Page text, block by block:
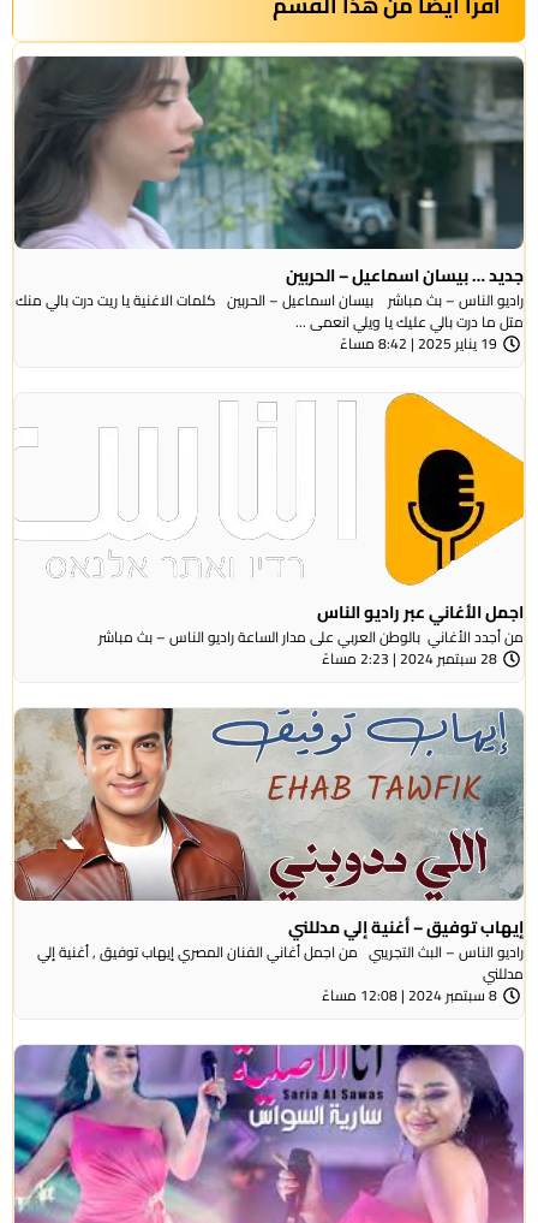
جديد … بيسان اسماعيل – الحربين
راديو الناس – بث مباشر بيسان اسماعيل – الحربين كلمات الاغنية يا ريت درت بالي منك
متل ما درت بالي عليك يا ويلي انعمى ...
19 يناير 2025 | 8:42 مساءً
اجمل الأغاني عبر راديو الناس
من أجدد الأغاني بالوطن العربي على مدار الساعة راديو الناس – بث مباشر
28 سبتمبر 2024 | 2:23 مساءً
إيهاب توفيق – أغنية إلي مدللني
راديو الناس – البث التجريبي من اجمل أغاني الفنان المصري إيهاب توفيق , أغنية إلي
مدللني
8 سبتمبر 2024 | 12:08 مساءً